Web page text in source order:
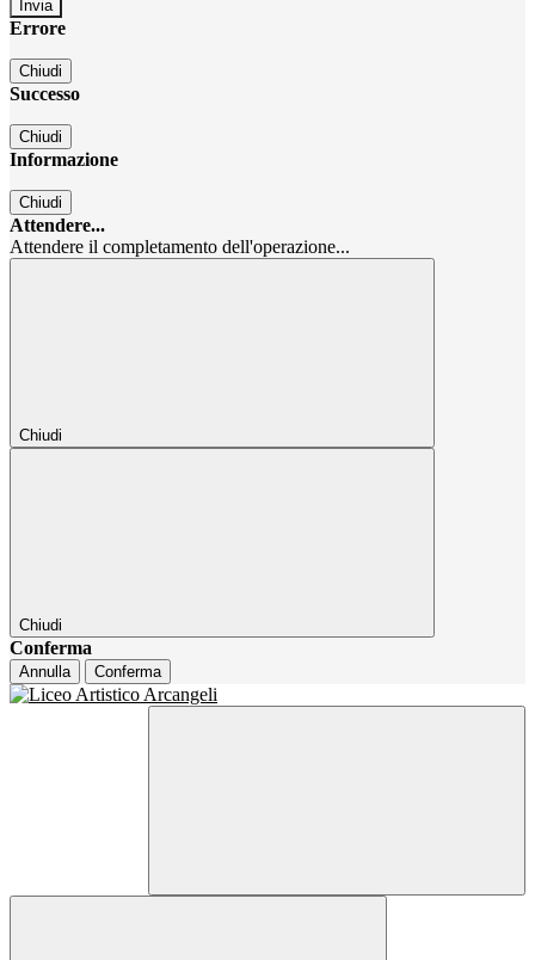
Errore
Chiudi
Successo
Chiudi
Informazione
Chiudi
Attendere...
Attendere il completamento dell'operazione...
Chiudi
Chiudi
Conferma
Annulla Conferma